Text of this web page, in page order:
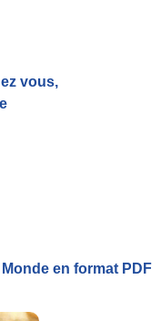
vous,
en format PDF